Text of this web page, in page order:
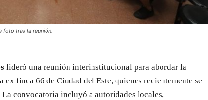
foto tras la reunión.
lideró una reunión interinstitucional para abordar la
ex finca 66 de Ciudad del Este, quienes recientemente se
convocatoria incluyó a autoridades locales,